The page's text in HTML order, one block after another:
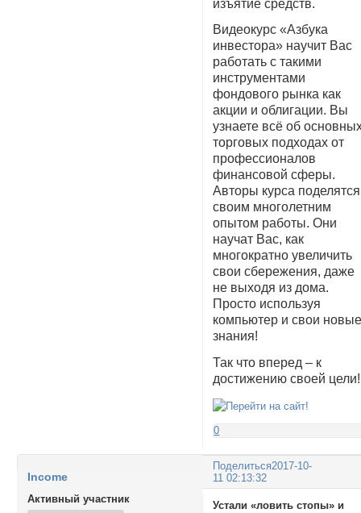
изъятие средств.
Видеокурс «Азбука
инвестора» научит Вас
работать с такими
инструментами
фондового рынка как
акции и облигации. Вы
узнаете всё об
торговых подходах от
профессионалов
финансовой сферы.
Авторы курса поделятся
своим многолетним
опытом работы. Они
научат Вас, как
многократно увеличить
свои сбережения, даже
не выходя из дома.
Просто используя
компьютер и свои
знания!
Так что вперед – к
достижению своей цели!
0
Поделиться2017-10-
11 02:13:32
Income
Активный участник
Устали «ловить стопы» и